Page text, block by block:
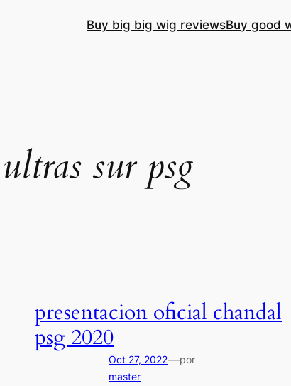
Buy big big wig reviewsBuy good
sur psg
presentacion oficial chandal
psg 2020
Oct 27, 2022—por
master